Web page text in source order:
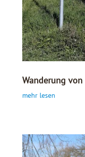
Wanderung
mehr lesen